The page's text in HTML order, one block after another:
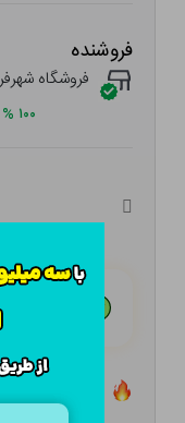
فروشنده
فروشگاه
۱۰۰ %
هـر